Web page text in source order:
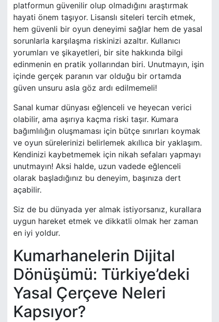
platformun güvenilir olup olmadığını araştırmak
hayati önem taşıyor. Lisanslı siteleri tercih etmek,
hem güvenli bir oyun deneyimi sağlar hem de yasal
sorunlarla karşılaşma riskinizi azaltır. Kullanıcı
yorumları ve şikayetleri, bir site hakkında bilgi
edinmenin en pratik yollarından biri. Unutmayın, işin
içinde gerçek paranın var olduğu bir ortamda
güven unsuru asla göz ardı edilmemeli!
Sanal kumar dünyası eğlenceli ve heyecan verici
olabilir, ama aşırıya kaçma riski taşır. Kumara
bağımlılığın oluşmaması için bütçe sınırları koymak
ve oyun sürelerinizi belirlemek akıllıca bir yaklaşım.
Kendinizi kaybetmemek için nikah sefaları yapmayı
unutmayın! Aksi halde, uzun vadede eğlenceli
olarak başladığınız bu deneyim, başınıza dert
açabilir.
Siz de bu dünyada yer almak istiyorsanız, kurallara
uygun hareket etmek ve dikkatli olmak her zaman
en iyi yoldur.
Kumarhanelerin Dijital
Dönüşümü: Türkiye’deki
Yasal Çerçeve Neleri
Kapsıyor?